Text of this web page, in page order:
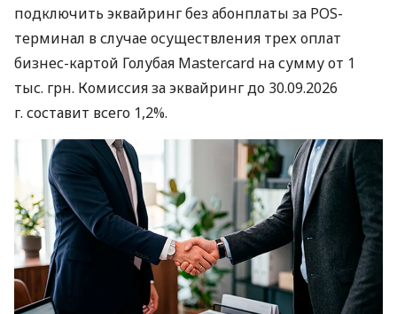
подключить эквайринг без абонплаты за POS-
терминал в случае осуществления трех оплат
бизнес-картой Голубая Mastercard на сумму от 1
тыс. грн. Комиссия за эквайринг до 30.09.2026
г. составит всего 1,2%.